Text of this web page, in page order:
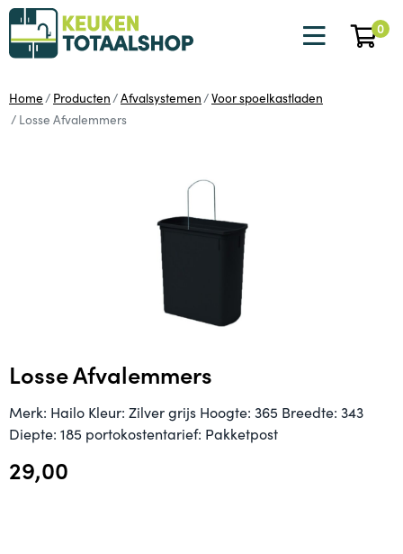
0
Home Producten Afvalsystemen
Voor spoelkastladen
Losse Afvalemmers
Losse Afvalemmers
Merk: Hailo Kleur: Zilver grijs Hoogte: 365 Breedte: 343
Diepte: 185 portokostentarief: Pakketpost
29,00